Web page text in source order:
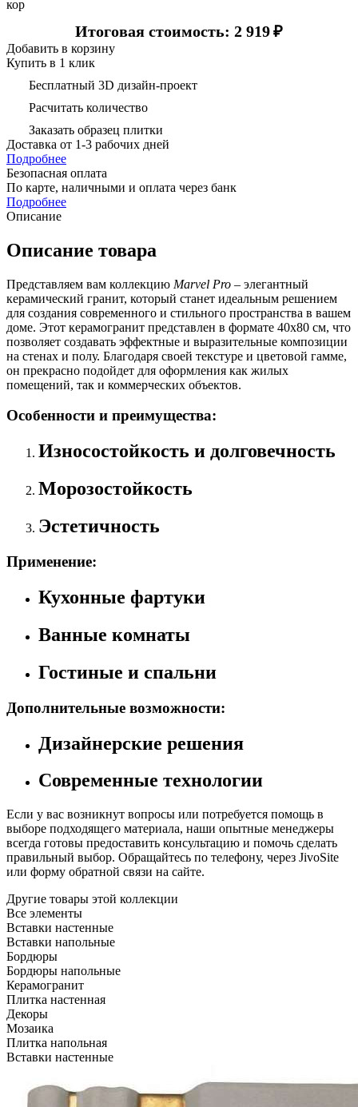
кор
Итоговая стоимость: 2 919₽
Добавить в корзину
Купить в 1 клик
Бесплатный 3D дизайн-проект
Расчитать количество
Заказать образец плитки
Доставка от 1-3 рабочих дней
Подробнее
Безопасная оплата
По карте, наличными и оплата через банк
Подробнее
Описание
Описание товара
Представляем вам коллекцию Marvel Pro – элегантный
керамический гранит, который станет идеальным решением
для создания современного и стильного пространства в вашем
доме. Этот керамогранит представлен в формате 40х80 см, что
позволяет создавать эффектные и выразительные композиции
на стенах и полу. Благодаря своей текстуре и цветовой гамме,
он прекрасно подойдет для оформления как жилых
помещений, так и коммерческих объектов.
Особенности и преимущества:
Износостойкость и долговечность
Морозостойкость
Эстетичность
Применение:
Кухонные фартуки
Ванные комнаты
Гостиные и спальни
Дополнительные возможности:
Дизайнерские решения
Современные технологии
Если у вас возникнут вопросы или потребуется помощь в
выборе подходящего материала, наши опытные менеджеры
всегда готовы предоставить консультацию и помочь сделать
правильный выбор. Обращайтесь по телефону, через JivoSite
или форму обратной связи на сайте.
Другие товары этой коллекции
Все элементы
Вставки настенные
Вставки напольные
Бордюры
Бордюры напольные
Керамогранит
Плитка настенная
Декоры
Мозаика
Плитка напольная
Вставки настенные